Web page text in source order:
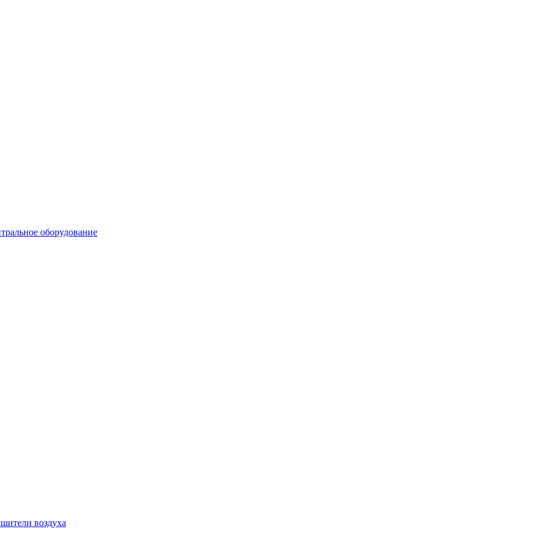
оборудование
воздуха